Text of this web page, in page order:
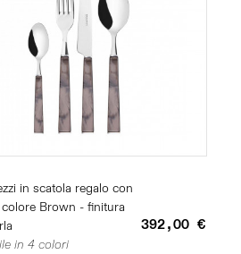
in scatola regalo con
Brown - finitura
392,00 €
in 4 colori